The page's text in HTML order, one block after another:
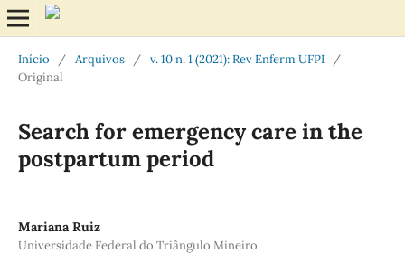
Início / Arquivos / v. 10 n. 1 (2021): Rev Enferm UFPI
/
Original
Search for emergency care in the
postpartum period
Mariana Ruiz
Universidade Federal do Triângulo Mineiro